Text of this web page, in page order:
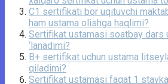
C1 sertifikati bor uqituvchi
ham ustama olishga haqlimi?
Sertifikat ustamasi soatbay dars
‘lanadimi?
B+ sertifikat uchun ustama
qiladimi?
Sertifikat ustamasi faqat 1 stavka